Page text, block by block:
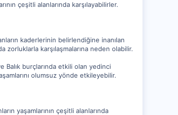
çeşitli alanlarında karşılayabilirler.
kaderlerinin belirlendiğine inanılan
zorluklarla karşılaşmalarına neden olabilir.
Balık burçlarında etkili olan yedinci
olumsuz yönde etkileyebilir.
yaşamlarının çeşitli alanlarında